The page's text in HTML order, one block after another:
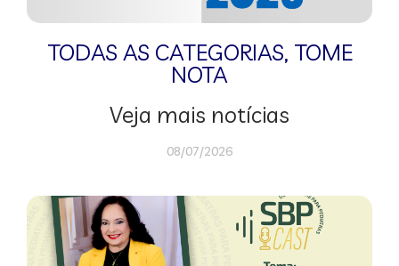
TODAS AS CATEGORIAS, TOME
NOTA
Veja mais notícias
08/07/2026